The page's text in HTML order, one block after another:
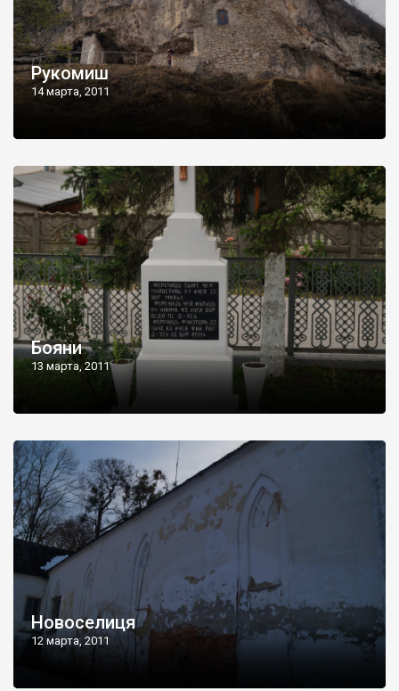
Рукомиш
14 марта, 2011
Бояни
13 марта, 2011
Новоселиця
12 марта, 2011